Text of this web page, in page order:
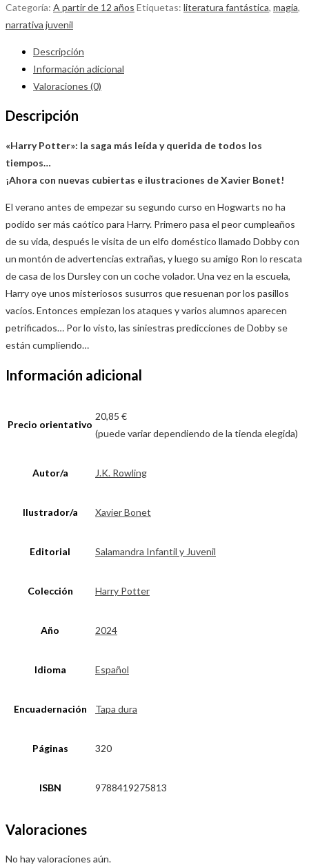
Categoría: A partir de 12 años Etiquetas: literatura fantástica, magia,
narrativa juvenil
Descripción
Información adicional
Valoraciones (0)
Descripción
«Harry Potter»: la saga más leída y querida de todos los
tiempos…
¡Ahora con nuevas cubiertas e ilustraciones de Xavier Bonet!
El verano antes de empezar su segundo curso en Hogwarts no ha
podido ser más caótico para Harry. Primero pasa el peor cumpleaños
de su vida, después le visita de un elfo doméstico llamado Dobby con
un montón de advertencias extrañas, y luego su amigo Ron lo rescata
de casa de los Dursley con un coche volador. Una vez en la escuela,
Harry oye unos misteriosos susurros que resuenan por los pasillos
vacíos. Entonces empiezan los ataques y varios alumnos aparecen
petrificados… Por lo visto, las siniestras predicciones de Dobby se
están cumpliendo…
Información adicional
Precio orientativo
20,85 €
(puede variar dependiendo de la tienda elegida)
Autor/a J.K. Rowling
Ilustrador/a Xavier Bonet
Editorial Salamandra Infantil y Juvenil
Colección Harry Potter
Año 2024
Idioma Español
Encuadernación Tapa dura
Páginas 320
ISBN 9788419275813
Valoraciones
No hay valoraciones aún.